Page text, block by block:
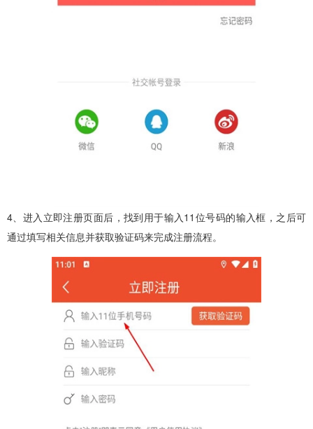
4、进入立即注册页面后，找到用于输入11位号码的输入框，之后可
通过填写相关信息并获取验证码来完成注册流程。